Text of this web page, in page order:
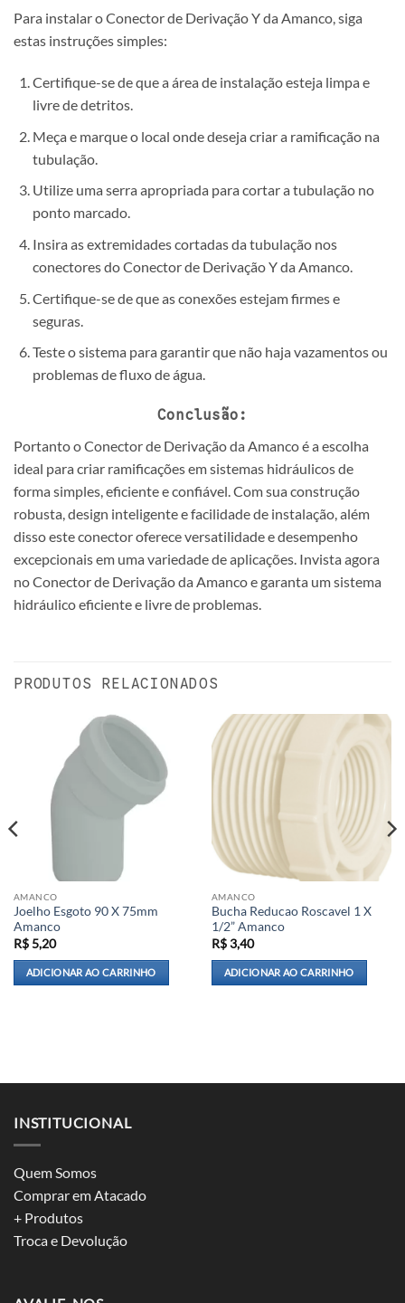
Para instalar o Conector de Derivação Y da Amanco, siga
estas instruções simples:
Certifique-se de que a área de instalação esteja limpa e
livre de detritos.
Meça e marque o local onde deseja criar a ramificação na
tubulação.
Utilize uma serra apropriada para cortar a tubulação no
ponto marcado.
Insira as extremidades cortadas da tubulação nos
conectores do Conector de Derivação Y da Amanco.
Certifique-se de que as conexões estejam firmes e
seguras.
Teste o sistema para garantir que não haja vazamentos ou
problemas de fluxo de água.
Conclusão:
Portanto o Conector de Derivação da Amanco é a escolha
ideal para criar ramificações em sistemas hidráulicos de
forma simples, eficiente e confiável. Com sua construção
robusta, design inteligente e facilidade de instalação, além
disso este conector oferece versatilidade e desempenho
excepcionais em uma variedade de aplicações. Invista agora
no Conector de Derivação da Amanco e garanta um sistema
hidráulico eficiente e livre de problemas.
PRODUTOS RELACIONADOS
AMANCO
Joelho Esgoto 90 X 75mm
Amanco
R$5,20
ADICIONAR AO CARRINHO
AMANCO
Bucha Reducao Roscavel 1 X
1/2” Amanco
R$3,40
ADICIONAR AO CARRINHO
INSTITUCIONAL
Quem Somos
Comprar em Atacado
+ Produtos
Troca e Devolução